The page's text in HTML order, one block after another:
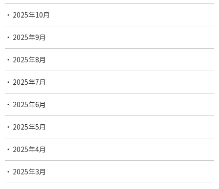
2025年10月
2025年9月
2025年8月
2025年7月
2025年6月
2025年5月
2025年4月
2025年3月